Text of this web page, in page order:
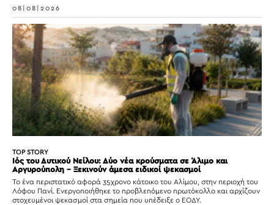
08|08|2026
TOP STORY
Ιός του Δυτικού Νείλου: Δύο νέα κρούσματα σε Άλιμο και
Αργυρούπολη – Ξεκινούν άμεσα ειδικοί ψεκασμοί
Το ένα περιστατικό αφορά 35χρονο κάτοικο του Αλίμου, στην περιοχή του
Λόφου Πανί. Ενεργοποιήθηκε το προβλεπόμενο πρωτόκολλο και αρχίζουν
στοχευμένοι ψεκασμοί στα σημεία που υπέδειξε ο ΕΟΔΥ.